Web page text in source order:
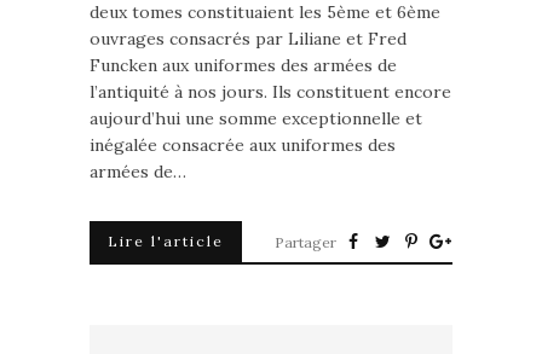
deux tomes constituaient les 5ème et 6ème
ouvrages consacrés par Liliane et Fred
Funcken aux uniformes des armées de
l’antiquité à nos jours. Ils constituent encore
aujourd’hui une somme exceptionnelle et
inégalée consacrée aux uniformes des
armées de…
Lire l'article Partager